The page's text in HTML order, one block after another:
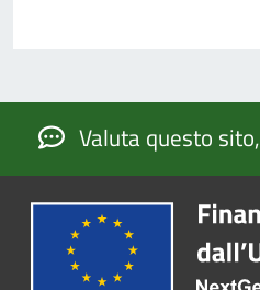
Valuta questo